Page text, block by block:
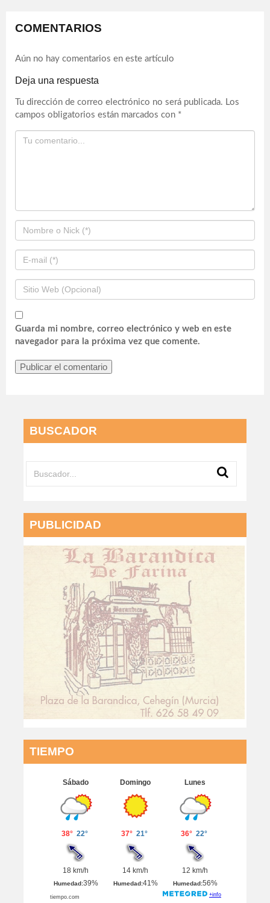
COMENTARIOS
Aún no hay comentarios en este artículo
Deja una respuesta
Tu dirección de correo electrónico no será publicada. Los
campos obligatorios están marcados con *
Guarda mi nombre, correo electrónico y web en este
navegador para la próxima vez que comente.
BUSCADOR
PUBLICIDAD
TIEMPO